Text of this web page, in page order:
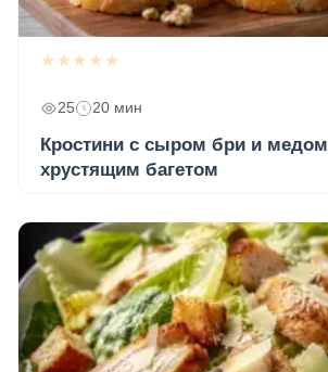
★★★★★
25 20 мин
Кростини с сыром бри и
хрустящим багетом